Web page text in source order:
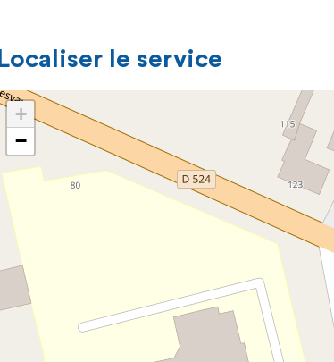
Localiser le service
+
−